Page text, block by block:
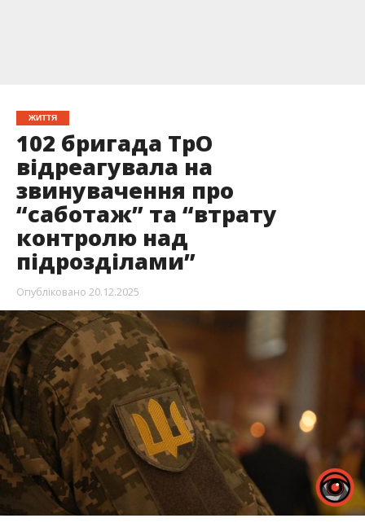
ЖИТТЯ
102 бригада ТрО
відреагувала на
звинувачення про
“саботаж” та “втрату
контролю над
підрозділами”
Опубліковано 20.12.2025